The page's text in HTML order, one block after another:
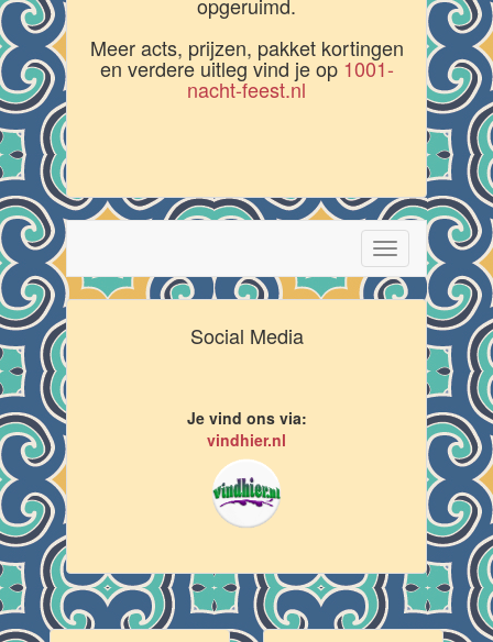
Meer acts, prijzen, pakket kortingen
en verdere uitleg vind je op 1001-
nacht-feest.nl
Toggle
navigation
Social Media
Je vind ons via:
vindhier.nl